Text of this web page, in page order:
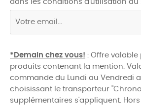
dans les conditions d'utilisation du
*Demain chez vous! : Offre valable
produits contenant la mention.
commande du Lundi au Vendredi
choisissant le transporteur
supplémentaires s'appliquent. Hors